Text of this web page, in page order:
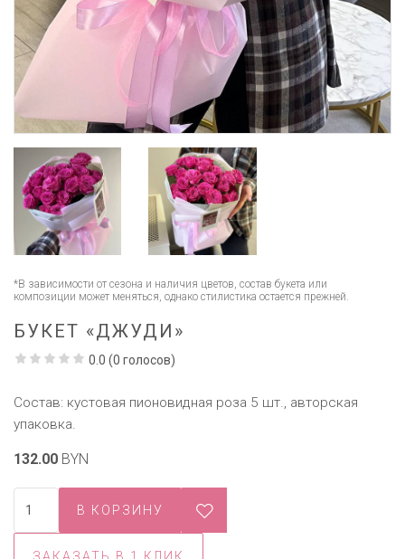
*В зависимости от сезона и наличия цветов, состав букета или
композиции может меняться, однако стилистика остается прежней.
БУКЕТ «ДЖУДИ»
0.0 (0 голосов)
Состав: кустовая пионовидная роза 5 шт., авторская
упаковка.
132.00 BYN